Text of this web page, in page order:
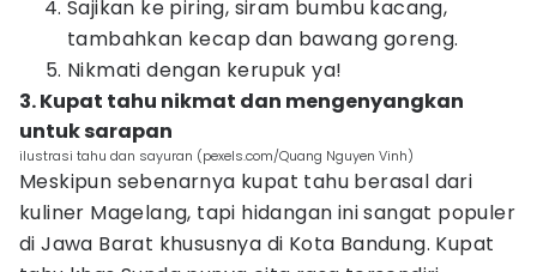
Sajikan ke piring, siram bumbu kacang,
tambahkan kecap dan bawang goreng.
Nikmati dengan kerupuk ya!
3. Kupat tahu nikmat dan mengenyangkan
untuk sarapan
ilustrasi tahu dan sayuran (pexels.com/Quang Nguyen Vinh)
Meskipun sebenarnya kupat tahu berasal dari
kuliner Magelang, tapi hidangan ini sangat populer
di Jawa Barat khususnya di Kota Bandung. Kupat